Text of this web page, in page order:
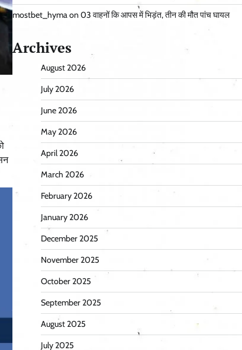
mostbet_hymaon03 वाहनों कि आपस में भिड़ंत, तीन की मौत पांच घायल
Archives
August 2026
July 2026
June 2026
May 2026
April 2026
March 2026
February 2026
January 2026
December 2025
November 2025
October 2025
September 2025
August 2025
July 2025